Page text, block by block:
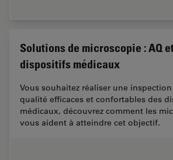
Solutions de microscopie : AQ
dispositifs médicaux
Vous souhaitez réaliser une
qualité efficaces et confortables des
médicaux, découvrez comment les
vous aident à atteindre cet objectif.